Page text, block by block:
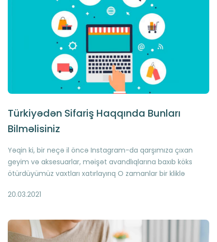
Türkiyədən Sifariş Haqqında Bunları
Bilməlisiniz
Yəqin ki, bir neçə il öncə Instagram-da qarşımıza çıxan
geyim və aksesuarlar, məişət avandlıqlarına baxıb köks
ötürdüyümüz vaxtları xatırlayırıq O zamanlar bir kliklə
də birbaşa Türkiyədən sifariş edə bilirik
20.03.2021